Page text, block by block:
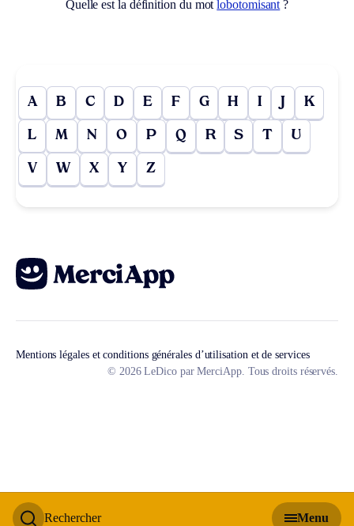
Rechercher Menu
Quelle est la définition du motlobotomisant ?
A B C D E F G H I J K
L M N O P Q R S T U
V W X Y Z
Mentions légales et conditions générales d’utilisation et de services
© 2026 LeDico par MerciApp. Tous droits réservés.